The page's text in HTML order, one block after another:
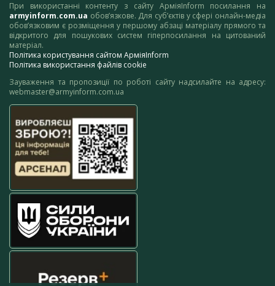
При використанні контенту з сайту АрміяInform посилання на
armyinform.com.ua обов’язкове. Для суб’єктів у сфері онлайн-медіа
обов’язковим є розміщення у першому абзаці матеріалу прямого та
відкритого для пошукових систем гіперпосилання на цитований
матеріал.
Політика користування сайтом АрміяInform
Політика використання файлів cookie
Зауваження та пропозиції по роботі сайту надсилайте на адресу:
webmaster@armyinform.com.ua